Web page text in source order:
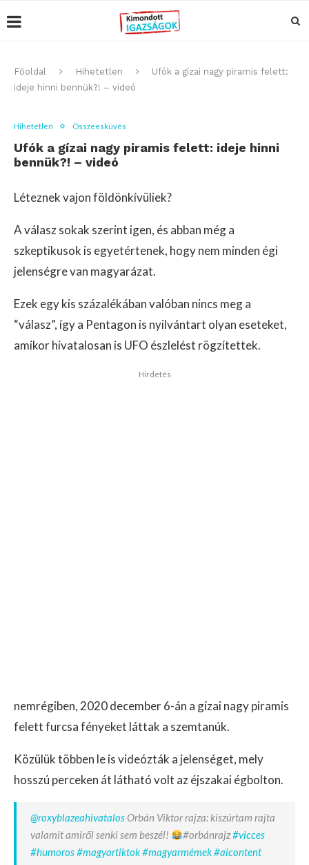
Főoldal Hihetetlen
Ufók a gízai nagy piramis felett:
ideje hinni bennük?! – videó
Hihetetlen Összeesküvés
Ufók a gízai nagy piramis felett: ideje hinni
bennük?! – videó
Léteznek vajon földönkívüliek?
A válasz sokak szerint igen, és abban még a
szkeptikusok is egyetértenek, hogy nem minden égi
jelenségre van magyarázat.
Ezek egy kis százalékában valóban nincs meg a
“válasz”, így a Pentagon is nyilvántart olyan eseteket,
amikor hivatalosan is UFO észlelést rögzítettek.
Hirdetés
nemrégiben, 2020 december 6-án a gízai nagy piramis
felett furcsa fényeket láttak a szemtanúk.
Közülük többen le is videózták a jelenséget, mely
hosszú perceken át látható volt az éjszakai égbolton.
@roxyblazeahivatalosOrbán Viktor rajza: kiszúrtam rajta
valamit amiről senki sem beszél!
#orbánrajz#vicces
#humoros#magyartiktok#magyarmémek#aicontent